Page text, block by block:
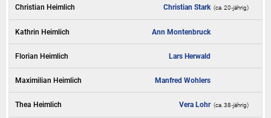
Christian Heimlich Christian Stark (ca. 20‑jährig)
Kathrin Heimlich Ann Montenbruck
Florian Heimlich Lars Herwald
Maximilian Heimlich Manfred Wohlers
Thea Heimlich Vera Lohr (ca. 38‑jährig)